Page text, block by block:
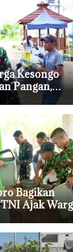
Kesongo
Pangan,
Tebar 750
Bagikan
Ajak
Hidup